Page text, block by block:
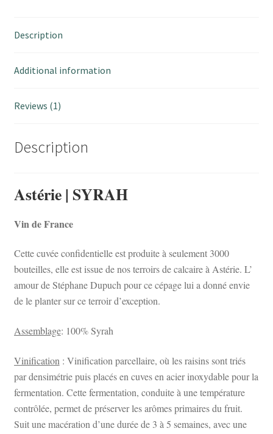
Description
Additional information
Reviews (1)
Description
Astérie | SYRAH
Vin de France
Cette cuvée confidentielle est produite à seulement 3000
bouteilles, elle est issue de nos terroirs de calcaire à Astérie. L’
amour de Stéphane Dupuch pour ce cépage lui a donné envie
de le planter sur ce terroir d’exception.
Assemblage: 100% Syrah
Vinification : Vinification parcellaire, où les raisins sont triés
par densimétrie puis placés en cuves en acier inoxydable pour la
fermentation. Cette fermentation, conduite à une température
contrôlée, permet de préserver les arômes primaires du fruit.
Suit une macération d’une durée de 3 à 5 semaines, avec une